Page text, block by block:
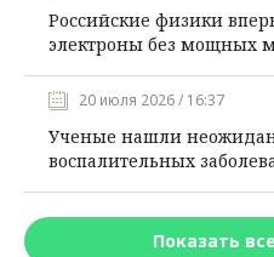
Российские физики
электроны без мощных
20 июля 2026 / 16:37
Ученые нашли
воспалительных
Показать